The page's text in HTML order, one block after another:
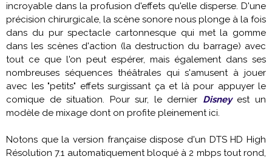
incroyable dans la profusion d'effets qu'elle disperse. D'une
précision chirurgicale, la scène sonore nous plonge à la fois
dans du pur spectacle cartonnesque qui met la gomme
dans les scènes d'action (la destruction du barrage) avec
tout ce que l'on peut espérer, mais également dans ses
nombreuses séquences théâtrales qui s'amusent à jouer
avec les "petits" effets surgissant ça et là pour appuyer le
comique de situation. Pour sur, le dernier Disneyest un
modèle de mixage dont on profite pleinement ici.
Notons que la version française dispose d'un DTS HD High
Résolution 7.1 automatiquement bloqué à 2 mbps tout rond,